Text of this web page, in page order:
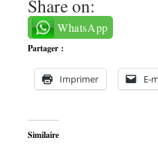
Share on:
WhatsApp
Partager :
Imprimer E-
Similaire